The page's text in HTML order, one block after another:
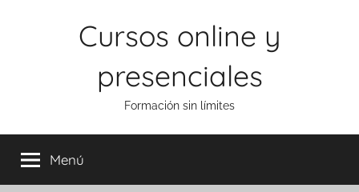
Cursos online y
presenciales
Formación sin límites
Menú